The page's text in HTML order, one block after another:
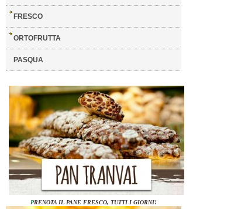
FRESCO
ORTOFRUTTA
PASQUA
PRENOTA IL PANE FRESCO, TUTTI I GIORNI!